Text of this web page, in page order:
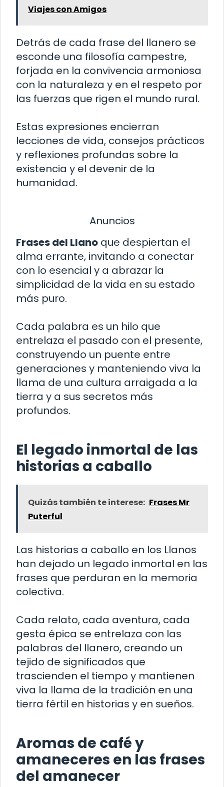
Viajes con Amigos
Detrás de cada frase del llanero se
esconde una filosofía campestre,
forjada en la convivencia armoniosa
con la naturaleza y en el respeto por
las fuerzas que rigen el mundo rural.
Estas expresiones encierran
lecciones de vida, consejos prácticos
y reflexiones profundas sobre la
existencia y el devenir de la
humanidad.
Anuncios
Frases del Llano que despiertan el
alma errante, invitando a conectar
con lo esencial y a abrazar la
simplicidad de la vida en su estado
más puro.
Cada palabra es un hilo que
entrelaza el pasado con el presente,
construyendo un puente entre
generaciones y manteniendo viva la
llama de una cultura arraigada a la
tierra y a sus secretos más
profundos.
El legado inmortal de las
historias a caballo
Quizás también te interese: Frases Mr
Puterful
Las historias a caballo en los Llanos
han dejado un legado inmortal en las
frases que perduran en la memoria
colectiva.
Cada relato, cada aventura, cada
gesta épica se entrelaza con las
palabras del llanero, creando un
tejido de significados que
trascienden el tiempo y mantienen
viva la llama de la tradición en una
tierra fértil en historias y en sueños.
Aromas de café y
amaneceres en las frases
del amanecer